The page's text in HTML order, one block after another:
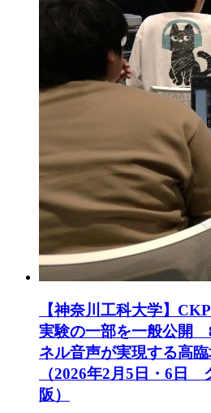
【神奈川工科大学】
実験の一部を一般公開
ネル音声が実現する高
（2026年2月5日・6日
阪）